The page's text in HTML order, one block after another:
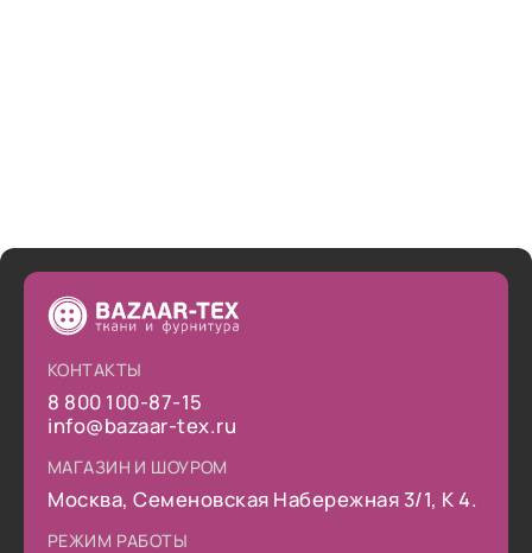
КОНТАКТЫ
8 800 100-87-15
info@bazaar-tex.ru
МАГАЗИН И ШОУРОМ
Москва, Семеновская Набережная 3/1, К 4.
РЕЖИМ РАБОТЫ